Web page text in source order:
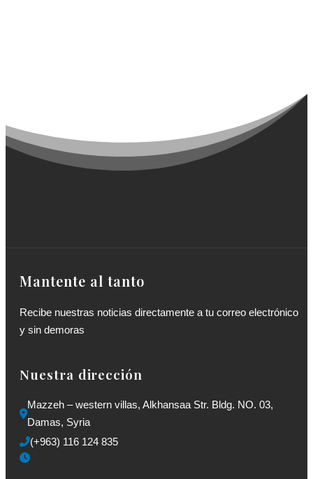
Mantente al tanto
Recibe nuestras noticias directamente a tu correo electrónico
y sin demoras
Nuestra dirección
Mazzeh – western villas, Alkhansaa Str. Bldg. NO. 03,
Damas, Syria
(+963) 116 124 835